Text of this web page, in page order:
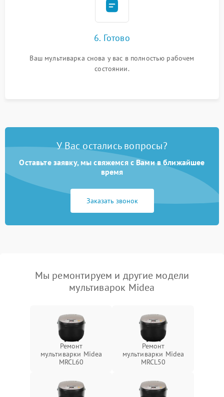
6. Готово
Ваш мультиварка снова у вас в полностью рабочем
состоянии.
У Вас остались вопросы?
Оставьте заявку, мы свяжемся с Вами в ближайшее
время
Заказать звонок
Мы ремонтируем и другие модели
мультиварок Midea
Ремонт
мультиварки Midea
MRCL60
Ремонт
мультиварки Midea
MRCL50